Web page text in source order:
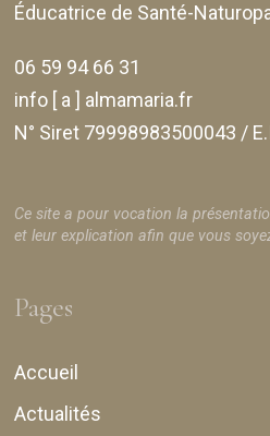
Éducatrice de Santé-
06 59 94 66 31
info [ a ] almamaria.fr
N° Siret 79998983500043 /
Ce site a pour vocation la
et leur explication afin que vous
Pages
Accueil
Actualités